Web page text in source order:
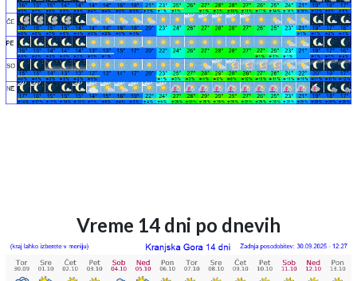
Vreme 14 dni po dnevih